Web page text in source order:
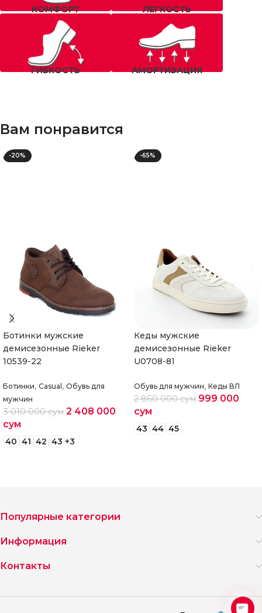
КОМФОРТ ЛЕГКОСТЬ
ГИБКОСТЬ АМОРТИЗАЦИЯ
Вам понравится
-20%
Ботинки мужские
демисезонные Rieker
10539-22
Ботинки, Casual , Обувь для
мужчин
3 010 000сум 2 408 000
сум
40 41 42 43 +3
-65%
Кеды мужские
демисезонные Rieker
U0708-81
Обувь для мужчин, Кеды ВЛ
2 860 000сум 999 000
сум
43 44 45
Популярные категории
Информация
Контакты